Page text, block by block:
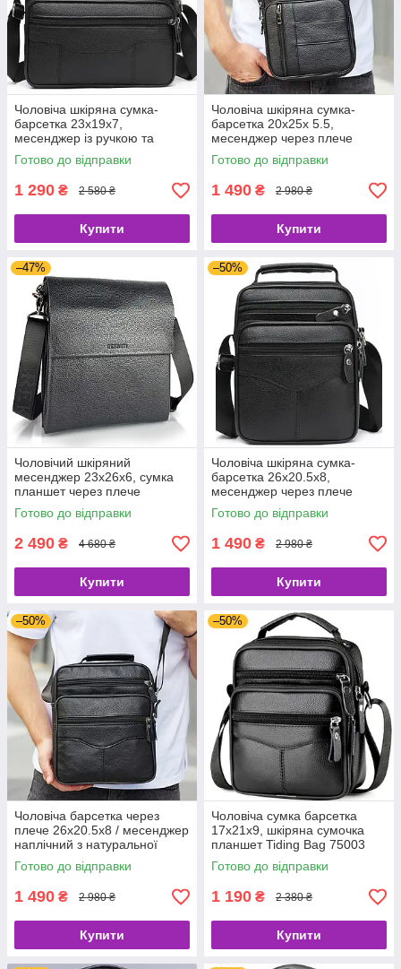
Чоловіча шкіряна сумка-
барсетка 23х19х7,
месенджер із ручкою та
ременем через плече BX-
10041 чорний
Готово до відправки
1 290 ₴ 2 580 ₴
Купити
Чоловіча шкіряна сумка-
барсетка 20х25х 5.5,
месенджер через плече
Bexhill BX-02103 чорний
Готово до відправки
1 490 ₴ 2 980 ₴
Купити
–47%
Чоловічий шкіряний
месенджер 23х26х6, сумка
планшет через плече
BEXHILL TD-18621 чорний
Готово до відправки
2 490 ₴ 4 680 ₴
Купити
–50%
Чоловіча шкіряна сумка-
барсетка 26х20.5х8,
месенджер через плече
Bexhill Bx-56402 чорна
Готово до відправки
1 490 ₴ 2 980 ₴
Купити
–50%
Чоловіча барсетка через
плече 26х20.5х8 / месенджер
наплічний з натуральної
шкіри, чорний
Готово до відправки
1 490 ₴ 2 980 ₴
Купити
–50%
Чоловіча сумка барсетка
17x21x9, шкіряна сумочка
планшет Tiding Bag 75003
чорна
Готово до відправки
1 190 ₴ 2 380 ₴
Купити